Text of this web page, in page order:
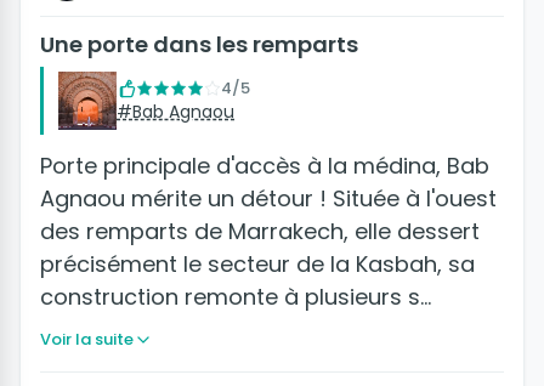
Une porte dans les remparts
4/5
#Bab Agnaou
Porte principale d'accès à la médina, Bab
Agnaou mérite un détour ! Située à l'ouest
des remparts de Marrakech, elle dessert
précisément le secteur de la Kasbah, sa
construction remonte à plusieurs s…
Voir la suite